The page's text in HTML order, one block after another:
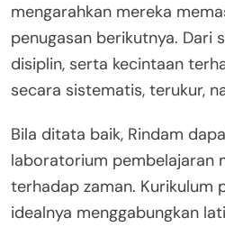
mengarahkan mereka
penugasan berikutnya. Dari
disiplin, serta kecintaan
secara sistematis, terukur,
Bila ditata baik, Rindam
laboratorium pembelajaran
terhadap zaman. Kurikulum
idealnya menggabungkan